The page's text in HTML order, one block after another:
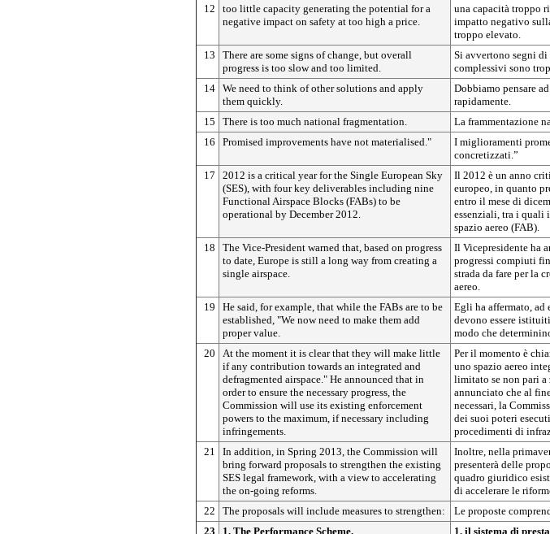
12
too little capacity generating the potential for a
negative impact on safety at too high a price.
una capacità troppo
impatto negativo
troppo elevato.
13
There are some signs of change, but overall
progress is too slow and too limited.
Si avvertono segni di
complessivi sono
14 We need to think of other solutions and apply
them quickly.
Dobbiamo pensare
rapidamente.
15
There is too much national fragmentation.
La frammentazione
16
Promised improvements have not materialised."
I miglioramenti
concretizzati.”
17
2012 is a critical year for the Single European Sky
(SES), with four key deliverables including nine
Functional Airspace Blocks (FABs) to be
operational by December 2012.
Il 2012 è un anno
europeo, in quanto
entro il mese di
essenziali, tra i
spazio aereo (FAB).
18
The Vice-President warned that, based on progress
to date, Europe is still a long way from creating a
single airspace.
Il Vicepresidente ha
progressi compiuti
strada da fare per la
aereo.
19
He said, for example, that while the FABs are to be
established, "We now need to make them add
proper value.
Egli ha affermato, ad
devono essere
modo che
20
At the moment it is clear that they will make little
if any contribution towards an integrated and
defragmented airspace." He announced that in
order to ensure the necessary progress, the
Commission will use its existing enforcement
powers to the maximum, if necessary including
infringements.
Per il momento è
uno spazio aereo
limitato se non pari a
annunciato che al
necessari, la
dei suoi poteri
procedimenti di
21
In addition, in Spring 2013, the Commission will
bring forward proposals to strengthen the existing
SES legal framework, with a view to accelerating
the on-going reforms.
Inoltre, nella
presenterà delle
quadro giuridico
di accelerare le
22
The proposals will include measures to strengthen:
Le proposte
23
1. The Performance Scheme.
1. il sistema di